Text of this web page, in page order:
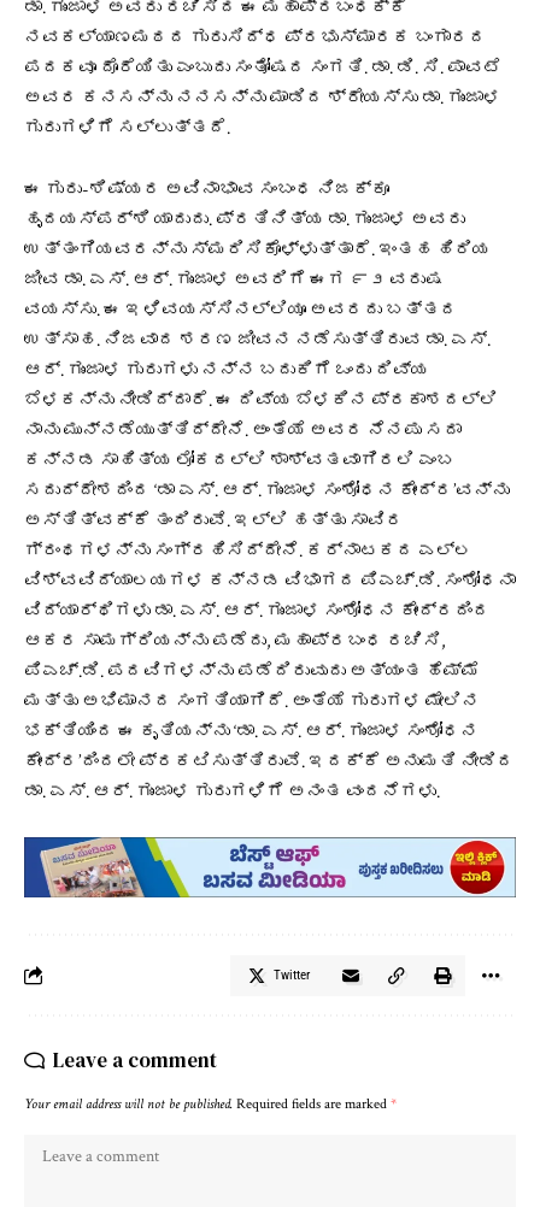
ಡಾ. ಗುಂಜಾಳ ಅವರು ರಚಿಸಿದ ಈ ಮಹಾಪ್ರಬಂಧಕ್ಕೆ
ನವಕಲ್ಯಾಣಮಠದ ಗುರುಸಿದ್ಧ ಪ್ರಭುಸ್ಮಾರಕ ಬಂಗಾರದ
ಪದಕವೂ ದೊರೆಯಿತು ಎಂಬುದು ಸಂತೋಷದ ಸಂಗತಿ. ಡಾ. ಡಿ. ಸಿ. ಪಾವಟೆ
ಅವರ ಕನಸನ್ನು ನನಸನ್ನು ಮಾಡಿದ ಶ್ರೇಯಸ್ಸು ಡಾ. ಗುಂಜಾಳ
ಗುರುಗಳಿಗೆ ಸಲ್ಲುತ್ತದೆ.
ಈ ಗುರು-ಶಿಷ್ಯರ ಅವಿನಾಭಾವ ಸಂಬಂಧ ನಿಜಕ್ಕೂ
ಹೃದಯಸ್ಪರ್ಶಿ ಯಾದುದು. ಪ್ರತಿನಿತ್ಯ ಡಾ. ಗುಂಜಾಳ ಅವರು
ಉತ್ತಂಗಿಯವರನ್ನು ಸ್ಮರಿಸಿಕೊಳ್ಳುತ್ತಾರೆ. ಇಂತಹ ಹಿರಿಯ
ಜೀವ ಡಾ. ಎಸ್. ಆರ್. ಗುಂಜಾಳ ಅವರಿಗೆ ಈಗ ೯೨ ವರುಷ
ವಯಸ್ಸು. ಈ ಇಳಿವಯಸ್ಸಿನಲ್ಲಿಯೂ ಅವರದು ಬತ್ತದ
ಉತ್ಸಾಹ. ನಿಜವಾದ ಶರಣ ಜೀವನ ನಡೆಸುತ್ತಿರುವ ಡಾ. ಎಸ್.
ಆರ್. ಗುಂಜಾಳ ಗುರುಗಳು ನನ್ನ ಬದುಕಿಗೆ ಒಂದು ದಿವ್ಯ
ಬೆಳಕನ್ನು ನೀಡಿದ್ದಾರೆ. ಈ ದಿವ್ಯ ಬೆಳಕಿನ ಪ್ರಕಾಶದಲ್ಲಿ
ನಾನು ಮುನ್ನಡೆಯುತ್ತಿದ್ದೇನೆ. ಅಂತೆಯೆ ಅವರ ನೆನಪು ಸದಾ
ಕನ್ನಡ ಸಾಹಿತ್ಯ ಲೋಕದಲ್ಲಿ ಶಾಶ್ವತವಾಗಿರಲಿ ಎಂಬ
ಸದುದ್ದೇಶದಿಂದ ‘ಡಾ ಎಸ್. ಆರ್. ಗುಂಜಾಳ ಸಂಶೋಧನ ಕೇಂದ್ರ’ವನ್ನು
ಅಸ್ತಿತ್ವಕ್ಕೆ ತಂದಿರುವೆ. ಇಲ್ಲಿ ಹತ್ತು ಸಾವಿರ
ಗ್ರಂಥಗಳನ್ನು ಸಂಗ್ರಹಿಸಿದ್ದೇನೆ. ಕರ್ನಾಟಕದ ಎಲ್ಲ
ವಿಶ್ವವಿದ್ಯಾಲಯಗಳ ಕನ್ನಡ ವಿಭಾಗದ ಪಿಎಚ್.ಡಿ. ಸಂಶೋಧನಾ
ವಿದ್ಯಾರ್ಥಿಗಳು ಡಾ. ಎಸ್. ಆರ್. ಗುಂಜಾಳ ಸಂಶೋಧನ ಕೇಂದ್ರದಿಂದ
ಆಕರ ಸಾಮಗ್ರಿಯನ್ನು ಪಡೆದು, ಮಹಾಪ್ರಬಂಧ ರಚಿಸಿ,
ಪಿಎಚ್.ಡಿ. ಪದವಿಗಳನ್ನು ಪಡೆದಿರುವುದು ಅತ್ಯಂತ ಹೆಮ್ಮೆ
ಮತ್ತು ಅಭಿಮಾನದ ಸಂಗತಿಯಾಗಿದೆ. ಅಂತೆಯೆ ಗುರುಗಳ ಮೇಲಿನ
ಭಕ್ತಿಯಿಂದ ಈ ಕೃತಿಯನ್ನು ‘ಡಾ. ಎಸ್. ಆರ್. ಗುಂಜಾಳ ಸಂಶೋಧನ
ಕೇಂದ್ರ’ದಿಂದಲೇ ಪ್ರಕಟಿಸುತ್ತಿರುವೆ. ಇದಕ್ಕೆ ಅನುಮತಿ ನೀಡಿದ
ಡಾ. ಎಸ್. ಆರ್. ಗುಂಜಾಳ ಗುರುಗಳಿಗೆ ಅನಂತ ವಂದನೆಗಳು.
Twitter
Leave a comment
Your email address will not be published. Required fields are marked *